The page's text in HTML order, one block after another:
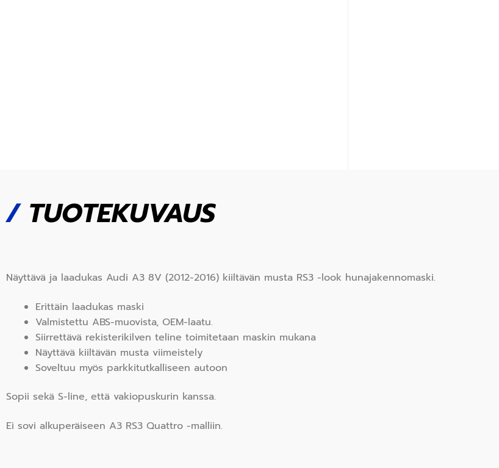
/TUOTEKUVAUS
Näyttävä ja laadukas Audi A3 8V (2012-2016) kiiltävän musta RS3 -look hunajakennomaski.
Erittäin laadukas maski
Valmistettu ABS-muovista, OEM-laatu.
Siirrettävä rekisterikilven teline toimitetaan maskin mukana
Näyttävä kiiltävän musta viimeistely
Soveltuu myös parkkitutkalliseen autoon
Sopii sekä S-line, että vakiopuskurin kanssa.
Ei sovi alkuperäiseen A3 RS3 Quattro -malliin.